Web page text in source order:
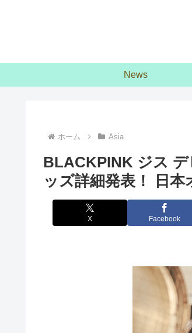
News
ホーム Asia
BLACKPINK ジス
ッズ詳細発表！ 日本
X Facebook